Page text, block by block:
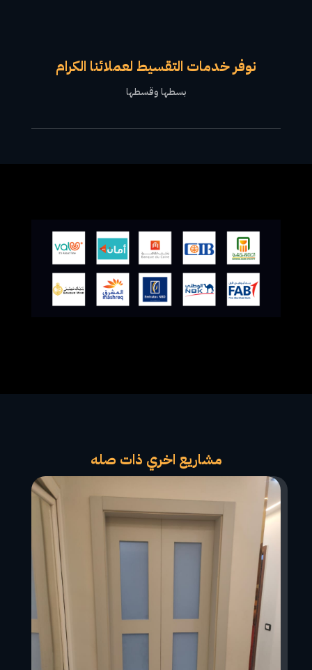
نوفر خدمات التقسيط لعملائنا الكرام
بسطها وقسطها
مشاريع اخري ذات صله